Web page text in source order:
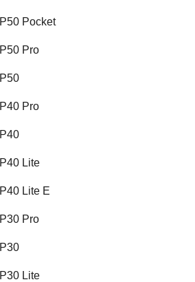
P50 Pocket
P50 Pro
P50
P40 Pro
P40
P40 Lite
P40 Lite E
P30 Pro
P30
P30 Lite